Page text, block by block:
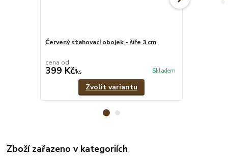
Červený stahovací obojek - šíře 3 cm
cena od
399 Kč/ks Skladem
Zvolit variantu
Zboží zařazeno v kategoriích